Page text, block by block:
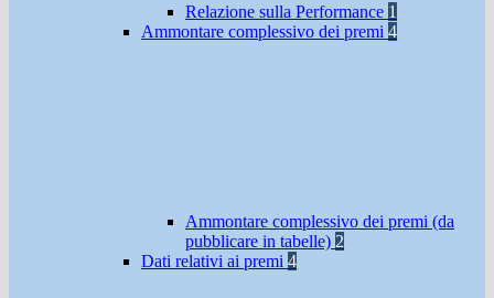
Relazione sulla Performance 1
Ammontare complessivo dei premi 4
Ammontare complessivo dei premi (da
pubblicare in tabelle) 2
Dati relativi ai premi 4